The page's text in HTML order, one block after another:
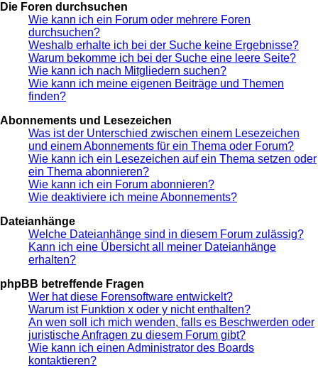
Die Foren durchsuchen
Wie kann ich ein Forum oder mehrere Foren
durchsuchen?
Weshalb erhalte ich bei der Suche keine Ergebnisse?
Warum bekomme ich bei der Suche eine leere Seite?
Wie kann ich nach Mitgliedern suchen?
Wie kann ich meine eigenen Beiträge und Themen
finden?
Abonnements und Lesezeichen
Was ist der Unterschied zwischen einem Lesezeichen
und einem Abonnements für ein Thema oder Forum?
Wie kann ich ein Lesezeichen auf ein Thema setzen oder
ein Thema abonnieren?
Wie kann ich ein Forum abonnieren?
Wie deaktiviere ich meine Abonnements?
Dateianhänge
Welche Dateianhänge sind in diesem Forum zulässig?
Kann ich eine Übersicht all meiner Dateianhänge
erhalten?
phpBB betreffende Fragen
Wer hat diese Forensoftware entwickelt?
Warum ist Funktion x oder y nicht enthalten?
An wen soll ich mich wenden, falls es Beschwerden oder
juristische Anfragen zu diesem Forum gibt?
Wie kann ich einen Administrator des Boards
kontaktieren?